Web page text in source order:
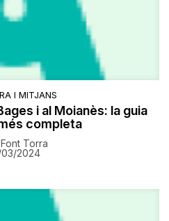
I MITJANS
i al Moianès: la guia
completa
Torra
2024